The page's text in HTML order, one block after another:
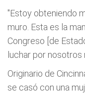
"Estoy obteniendo
muro. Esta es la
Congreso [de
luchar por nosotros
Originario de
se casó con una